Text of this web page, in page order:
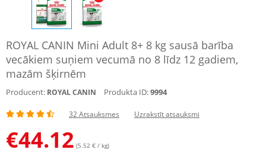
ROYAL CANIN Mini Adult 8+ 8 kg sausā barība
vecākiem suņiem vecumā no 8 līdz 12 gadiem,
mazām šķirnēm
Producent: ROYAL CANIN Produkta ID:9994
32 Atsauksmes Uzrakstīt atsauksmi
€44.12 (5.52 € / kg)